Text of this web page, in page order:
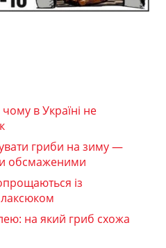
чому в Україні не
гриби на зиму —
обсмаженими
із
на який гриб схожа